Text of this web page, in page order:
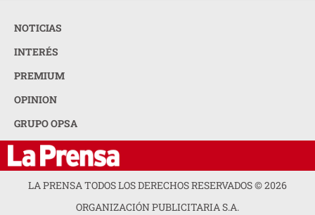
NOTICIAS
INTERÉS
PREMIUM
OPINION
GRUPO OPSA
LA PRENSA TODOS LOS DERECHOS RESERVADOS ©2026
ORGANIZACIÓN PUBLICITARIA S.A.